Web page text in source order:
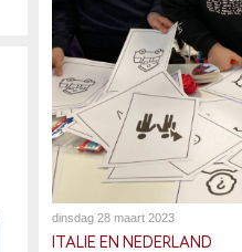
dinsdag 28 maart 2023
ITALIE EN NEDERLAND